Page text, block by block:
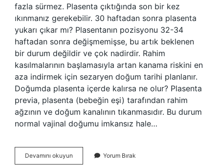
fazla sürmez. Plasenta çıktığında son bir kez
ıkınmanız gerekebilir. 30 haftadan sonra plasenta
yukarı çıkar mı? Plasentanın pozisyonu 32-34
haftadan sonra değişmemişse, bu artık beklenen
bir durum değildir ve çok nadirdir. Rahim
kasılmalarının başlamasıyla artan kanama riskini en
aza indirmek için sezaryen doğum tarihi planlanır.
Doğumda plasenta içerde kalırsa ne olur? Plasenta
previa, plasenta (bebeğin eşi) tarafından rahim
ağzının ve doğum kanalının tıkanmasıdır. Bu durum
normal vajinal doğumu imkansız hale…
Devamını okuyun
Doğumda
Yorum Bırak